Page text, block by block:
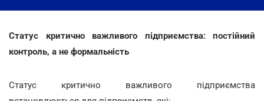
Статус критично важливого підприємства: постійний
контроль, а не формальність
Статус критично важливого підприємства